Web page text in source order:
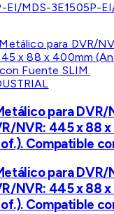
EI/MDS-3E1505P-
para DVR/
NVR: 445 x 88
Compatible
para DVR/
NVR: 445 x 88
Compatible